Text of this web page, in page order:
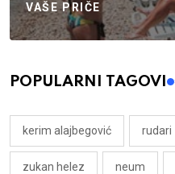
VAŠE PRIČE
POPULARNI TAGOVI
kerim alajbegović rudari
zukan helez neum